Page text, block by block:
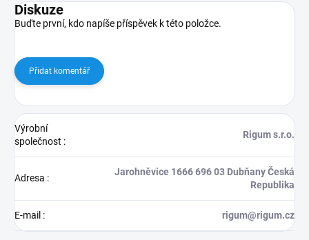
Diskuze
Buďte první, kdo napíše příspěvek k této položce.
Přidat komentář
Výrobní
společnost :
Rigum s.r.o.
Adresa :
Jarohněvice 1666 696 03 Dubňany Česká
Republika
E-mail : rigum@rigum.cz